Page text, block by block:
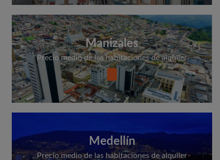
Manizales
Precio medio de las habitaciones de alquiler
Medellín
Precio medio de las habitaciones de alquiler